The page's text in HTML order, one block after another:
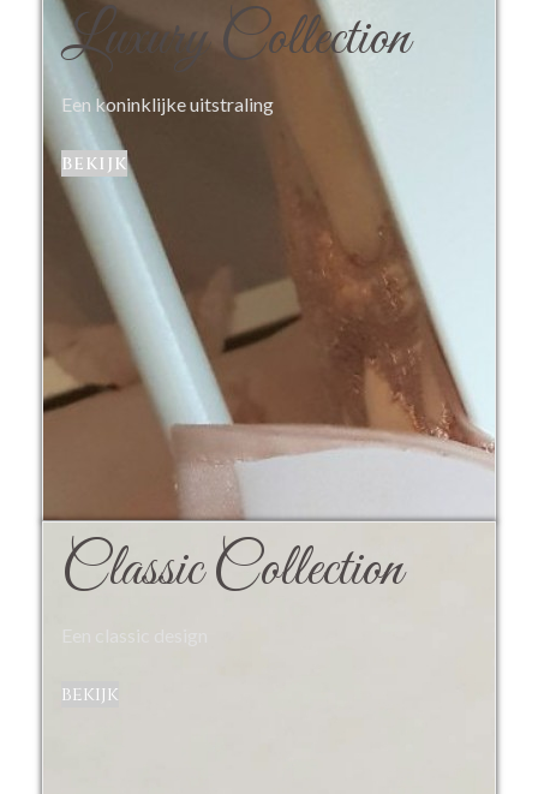
Luxury Collection
Een koninklijke uitstraling
bekijk
Classic Collection
Een classic design
bekijk